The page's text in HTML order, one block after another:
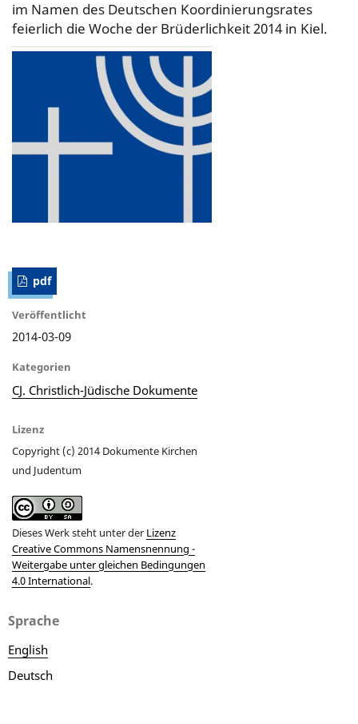
im Namen des Deutschen Koordinierungsrates
feierlich die Woche der Brüderlichkeit 2014 in Kiel.
pdf
Veröffentlicht
2014-03-09
Kategorien
CJ. Christlich-Jüdische Dokumente
Lizenz
Copyright (c) 2014 Dokumente Kirchen
und Judentum
Dieses Werk steht unter der Lizenz
Creative Commons Namensnennung -
Weitergabe unter gleichen Bedingungen
4.0 International.
Sprache
English
Deutsch